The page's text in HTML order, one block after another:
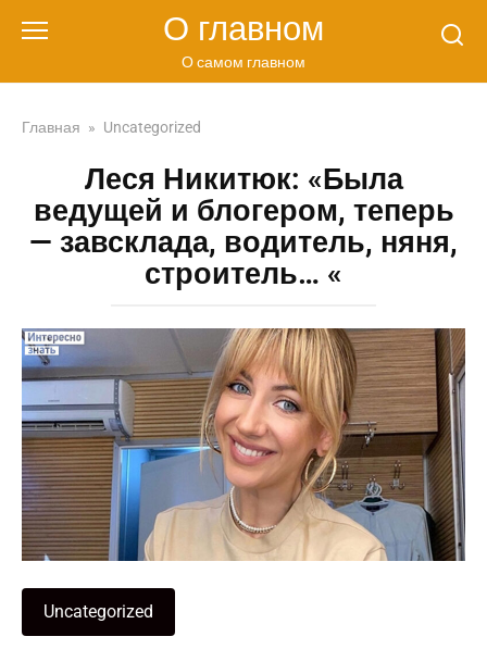
О главном
О самом главном
Главная » Uncategorized
Леся Никитюк: «Была
ведущей и блогером, теперь
— завсклада, водитель, няня,
строитель… «
Uncategorized